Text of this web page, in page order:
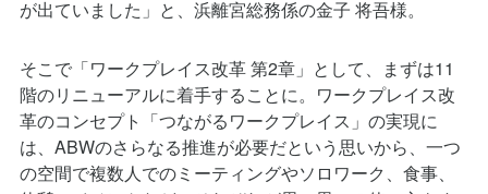
階のリニューアルに着手することに。ワークプレイス改
革のコンセプト「つながるワークプレイス」の実現に
は、ABWのさらなる推進が必要だという思いから、一つ
の空間で複数人でのミーティングやソロワーク、食事、
休憩、イベントなど、それぞれが思い思いの使い方をす